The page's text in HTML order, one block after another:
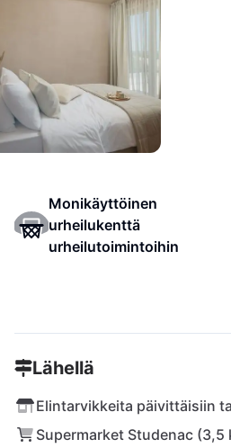
Monikäyttöinen
urheilukenttä
urheilutoimintoihin
Lähellä
Elintarvikkeita päivittäisiin
Supermarket Studenac (3,5